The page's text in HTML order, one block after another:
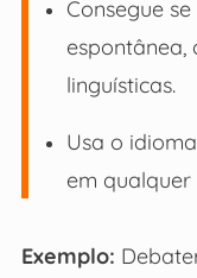
Consegue
espontânea,
linguísticas.
Usa o
em qualquer
Exemplo: